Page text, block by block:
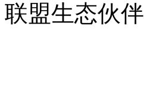
联盟生态伙伴